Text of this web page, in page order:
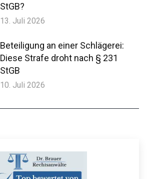
StGB?
13. Juli 2026
Beteiligung an einer Schlägerei:
Diese Strafe droht nach § 231
StGB
10. Juli 2026